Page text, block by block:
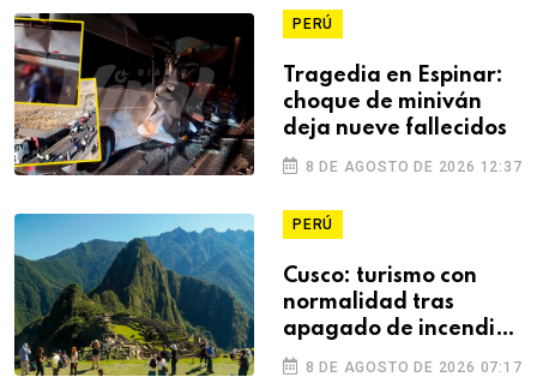
PERÚ
Tragedia en Espinar:
choque de miniván
deja nueve fallecidos
8 DE AGOSTO DE 2026 12:37
PERÚ
Cusco: turismo con
normalidad tras
apagado de incendio
forestal
8 DE AGOSTO DE 2026 07:17